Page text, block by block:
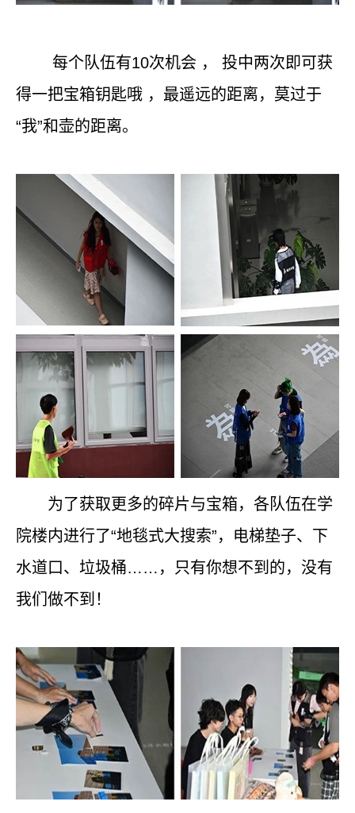
每个队伍有10次机会 ，
投中两次即可获
得一把宝箱钥匙哦 ，最遥远的距离，莫过于
“我”和壶的距离。
为了获取更多的碎片与宝箱，各队伍在学
院楼内进行了“地毯式大搜索”，电梯垫子、下
水道口、垃圾桶……，只有你想不到的，没有
我们做不到！